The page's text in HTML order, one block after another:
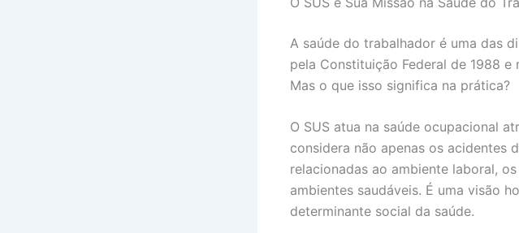
A saúde do trabalhador é uma das
pela Constituição Federal de 1988 e
Mas o que isso significa na prática?
O SUS atua na saúde ocupacional
considera não apenas os acidentes
relacionadas ao ambiente laboral,
ambientes saudáveis. É uma visão
determinante social da saúde.